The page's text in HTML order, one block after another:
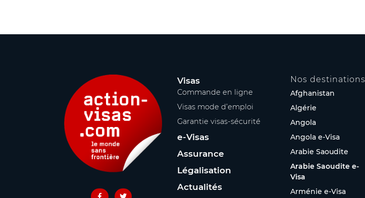
Visas
Commande en ligne
Visas mode d’emploi
Garantie visas-sécurité
e-Visas
Assurance
Légalisation
Actualités
Nos destinations
Afghanistan
Algérie
Angola
Angola e-Visa
Arabie Saoudite
Arabie Saoudite e-
Visa
Arménie e-Visa